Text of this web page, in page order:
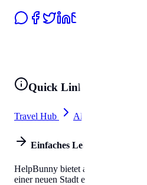
Quick Links
Travel Hub All Tools
Einfaches Leben
HelpBunny bietet alles, was Sie
einer neuen Stadt einzuleben.